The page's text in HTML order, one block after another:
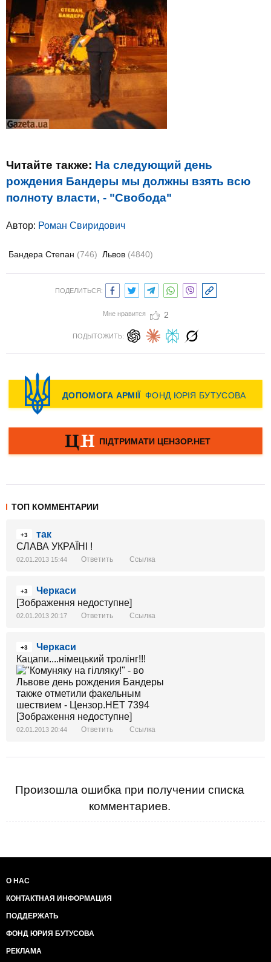
Читайте также: На следующий день
рождения Бандеры мы должны взять всю
полноту власти, - "Свобода"
Автор: Роман Свиридович
Бандера Степан (746) Львов (4840)
ПОДЕЛИТЬСЯ:
Мне нравится 2
ПОДЫТОЖИТЬ:
ТОП КОММЕНТАРИИ
+3
так
СЛАВА УКРАЇНІ !
02.01.2013 15:44 Ответить Ссылка
+3
Черкаси
[Зображення недоступне]
02.01.2013 20:17 Ответить Ссылка
+3
Черкаси
Кацапи....німецький тролінг!!!
[Зображення недоступне]
02.01.2013 20:44 Ответить Ссылка
Произошла ошибка при получении списка
комментариев.
О НАС
КОНТАКТНАЯ ИНФОРМАЦИЯ
ПОДДЕРЖАТЬ
ФОНД ЮРИЯ БУТУСОВА
РЕКЛАМА